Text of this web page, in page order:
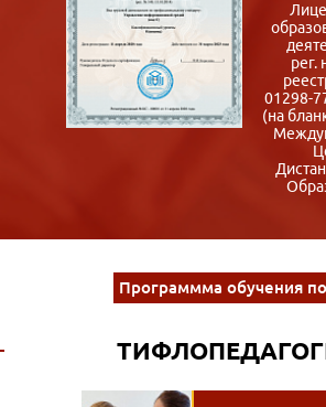
рег.
01298-
(на
Программма обучения